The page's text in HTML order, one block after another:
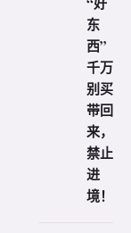
东
西”
千万
别买
带回
来，
禁止
进
境！